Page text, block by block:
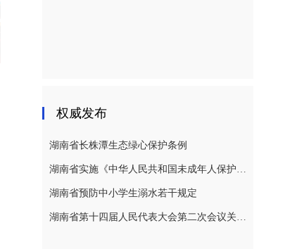
权威发布
湖南省长株潭生态绿心保护条例
湖南省实施《中华人民共和国未成年人保护法》若干规定
湖南省预防中小学生溺水若干规定
湖南省第十四届人民代表大会第二次会议关于湖南省人民代表大会常务委员会工作报告的决议